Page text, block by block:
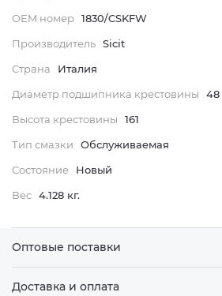
OEM номер 1830/CSKFW
Производитель Sicit
Страна
Италия
Диаметр подшипника крестовины
48
Высота крестовины
161
Тип смазки
Обслуживаемая
Состояние
Новый
Вес 4.128 кг.
Оптовые поставки
Доставка и оплата